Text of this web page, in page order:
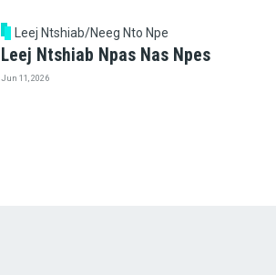
Leej Ntshiab/Neeg Nto Npe
Leej Ntshiab Npas Nas Npes
Jun 11, 2026